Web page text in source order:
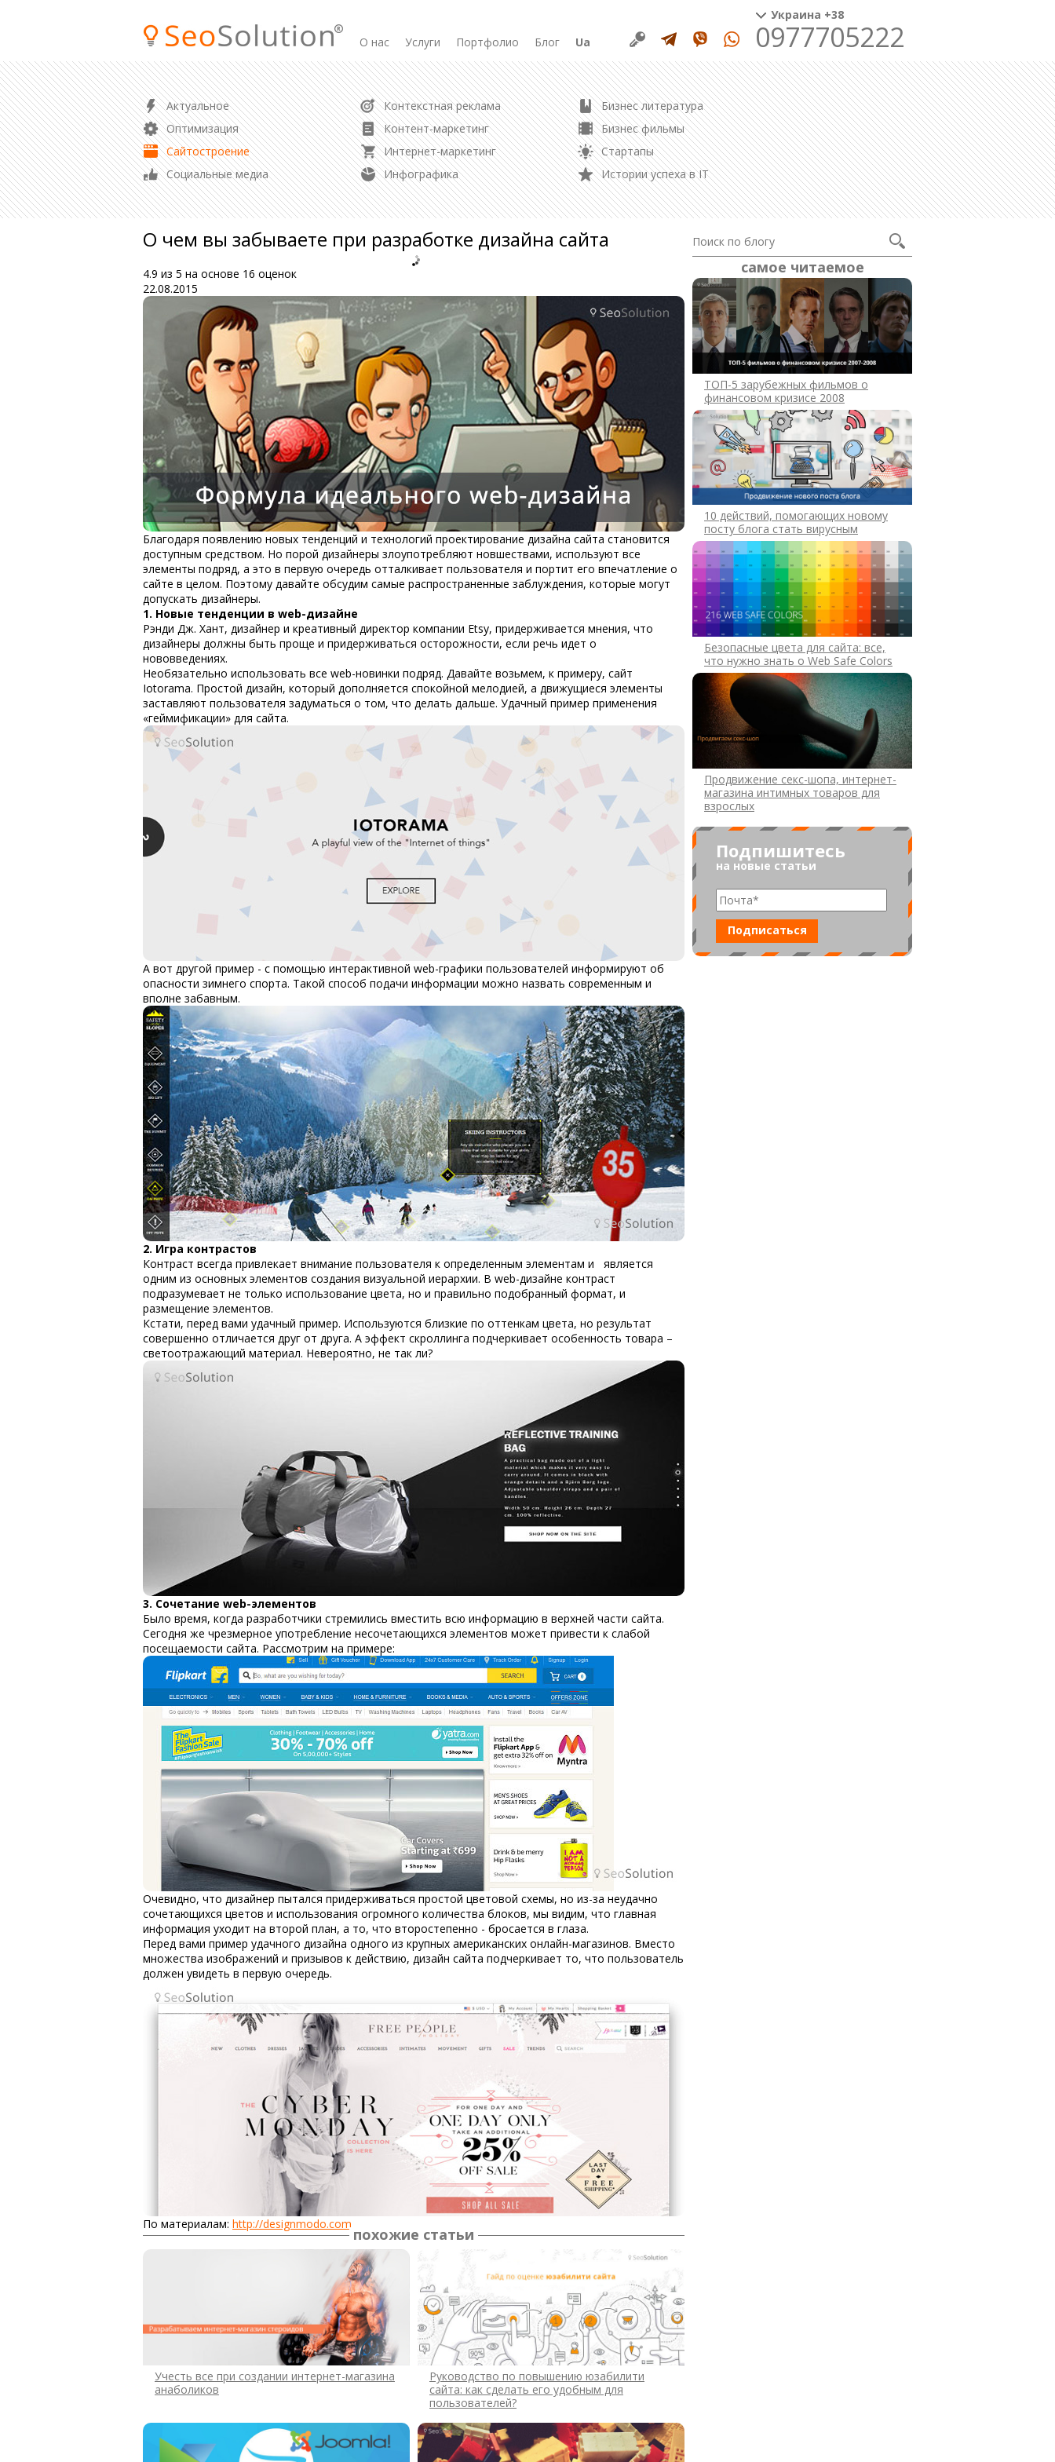
О нас Услуги Портфолио Блог
Актуальное
Оптимизация
Сайтостроение
Социальные медиа
Контекстная реклама
Контент-маркетинг
Интернет-маркетинг
Инфографика
Бизнес литература
Бизнес фильмы
Стартапы
Истории успеха в IT
Ua
Украина +38
0977705222
ПРОДВИЖЕНИЕ
SEO продвижение сайта
Продвижение магазина
Контекстная реклама
Аудит сайта
Продвижение в соцсетях
Управление репутацией
Контент маркетинг
РАЗРАБОТКА
Разработка сайта
Разработка лендинга
Редизайн сайта
Создание логотипа
самое читаемое
ТОП-5 зарубежных фильмов о
финансовом кризисе 2008
10 действий, помогающих новому
посту блога стать вирусным
Безопасные цвета для сайта: все,
что нужно знать о Web Safe Colors
Продвижение секс-шопа, интернет-
магазина интимных товаров для
взрослых
Подпишитесь
на новые статьи
О чем вы забываете при разработке дизайна сайта
4.9 из 5 на основе 16 оценок
22.08.2015
Благодаря появлению новых тенденций и технологий проектирование дизайна сайта становится
доступным средством. Но порой дизайнеры злоупотребляют новшествами, используют все
элементы подряд, а это в первую очередь отталкивает пользователя и портит его впечатление о
сайте в целом. Поэтому давайте обсудим самые распространенные заблуждения, которые могут
допускать дизайнеры.
1. Новые тенденции в web-дизайне
Рэнди Дж. Хант, дизайнер и креативный директор компании Etsy, придерживается мнения, что
дизайнеры должны быть проще и придерживаться осторожности, если речь идет о
нововведениях.
Необязательно использовать все web-новинки подряд. Давайте возьмем, к примеру, сайт
Iotorama. Простой дизайн, который дополняется спокойной мелодией, а движущиеся элементы
заставляют пользователя задуматься о том, что делать дальше. Удачный пример применения
«геймификации» для сайта.
А вот другой пример - с помощью интерактивной web-графики пользователей информируют об
опасности зимнего спорта. Такой способ подачи информации можно назвать современным и
вполне забавным.
2. Игра контрастов
Контраст всегда привлекает внимание пользователя к определенным элементам и является
одним из основных элементов создания визуальной иерархии. В web-дизайне контраст
подразумевает не только использование цвета, но и правильно подобранный формат, и
размещение элементов.
Кстати, перед вами удачный пример. Используются близкие по оттенкам цвета, но результат
совершенно отличается друг от друга. А эффект скроллинга подчеркивает особенность товара –
светоотражающий материал. Невероятно, не так ли?
3. Сочетание web-элементов
Было время, когда разработчики стремились вместить всю информацию в верхней части сайта.
Сегодня же чрезмерное употребление несочетающихся элементов может привести к слабой
посещаемости сайта. Рассмотрим на примере:
Очевидно, что дизайнер пытался придерживаться простой цветовой схемы, но из-за неудачно
сочетающихся цветов и использования огромного количества блоков, мы видим, что главная
информация уходит на второй план, а то, что второстепенно - бросается в глаза.
Перед вами пример удачного дизайна одного из крупных американских онлайн-магазинов. Вместо
множества изображений и призывов к действию, дизайн сайта подчеркивает то, что пользователь
должен увидеть в первую очередь.
По материалам: http://designmodo.com
похожие статьи
Учесть все при создании интернет-магазина
анаболиков
Руководство по повышению юзабилити
сайта: как сделать его удобным для
пользователей?